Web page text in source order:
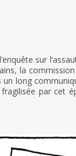
sur
la
un long
par cet